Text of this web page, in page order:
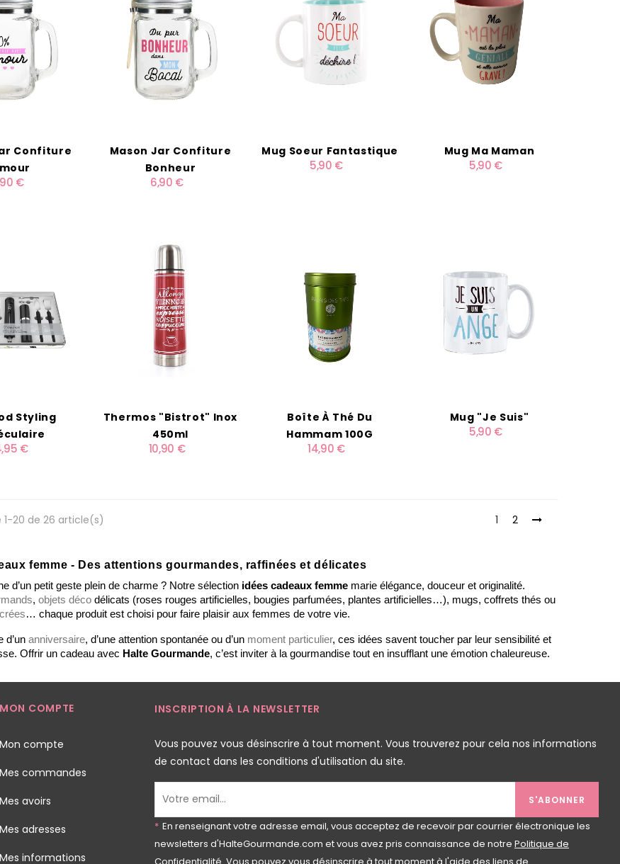
Confiture
€
Mason Jar Confiture
Bonheur
6,90 €
Mug Soeur Fantastique
5,90 €
Mug Ma Maman
5,90 €
Styling
€
Thermos "Bistrot" Inox
450ml
10,90 €
Boîte À Thé Du
Hammam 100G
14,90 €
Mug "Je Suis"
5,90 €
20 de 26 article(s) 1 2
femme - Des attentions gourmandes, raffinées et délicates
d’un petit geste plein de charme ? Notre sélection idées cadeaux femme
, objets déco
… chaque produit est choisi pour faire plaisir aux femmes de votre vie.
d’un anniversaire, d’une attention spontanée ou d’un moment particulier, ces idées savent toucher par leur sensibilité et
Offrir un cadeau avec Halte Gourmande, c’est inviter à la gourmandise tout en insufflant une émotion chaleureuse.
MON COMPTE
Mon compte
Mes commandes
Mes avoirs
Mes adresses
Mes informations
INSCRIPTION À LA NEWSLETTER
Vous pouvez vous désinscrire à tout moment. Vous trouverez pour cela nos informations
de contact dans les conditions d'utilisation du site.
S'ABONNER
* En renseignant votre adresse email, vous acceptez de recevoir par courrier électronique les
newsletters d'HalteGourmande.com et vous avez pris connaissance de notre Politique de
Confidentialité . Vous pouvez vous désinscrire à tout moment à l'aide des liens de